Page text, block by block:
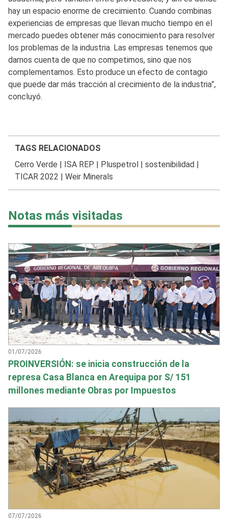
hay un espacio enorme de crecimiento. Cuando combinas
experiencias de empresas que llevan mucho tiempo en el
mercado puedes obtener más conocimiento para resolver
los problemas de la industria. Las empresas tenemos que
darnos cuenta de que no competimos, sino que nos
complementamos. Esto produce un efecto de contagio
que puede dar más tracción al crecimiento de la industria”,
concluyó.
TAGS RELACIONADOS
Cerro Verde
ISA REP Pluspetrol sostenibilidad
TICAR 2022
Weir Minerals
Notas más visitadas
01/07/2026
PROINVERSIÓN: se inicia construcción de la
represa Casa Blanca en Arequipa por S/ 151
millones mediante Obras por Impuestos
07/07/2026